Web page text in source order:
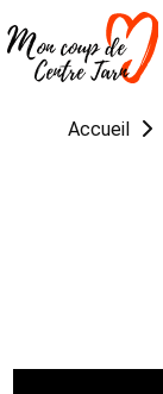
Accueil